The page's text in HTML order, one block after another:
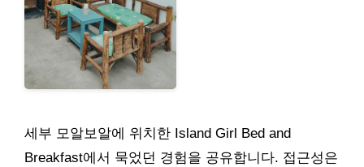
세부 모알보알에 위치한 Island Girl Bed and
Breakfast에서 묵었던 경험을 공유합니다. 접근성은